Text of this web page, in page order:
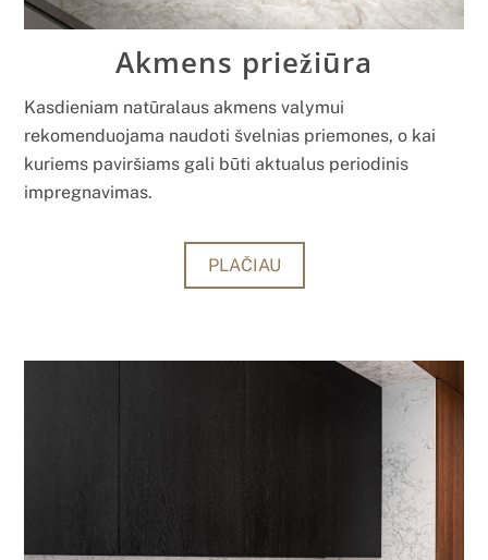
Akmens priežiūra
Kasdieniam natūralaus akmens valymui
rekomenduojama naudoti švelnias priemones, o kai
kuriems paviršiams gali būti aktualus periodinis
impregnavimas.
PLAČIAU